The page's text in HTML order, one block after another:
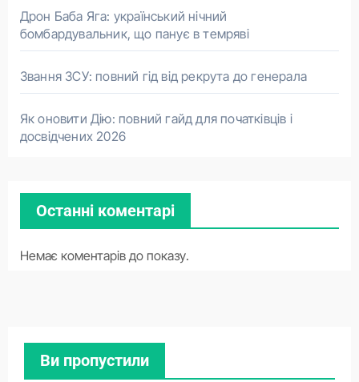
Дрон Баба Яга: український нічний
бомбардувальник, що панує в темряві
Звання ЗСУ: повний гід від рекрута до генерала
Як оновити Дію: повний гайд для початківців і
досвідчених 2026
Останні коментарі
Немає коментарів до показу.
Ви пропустили